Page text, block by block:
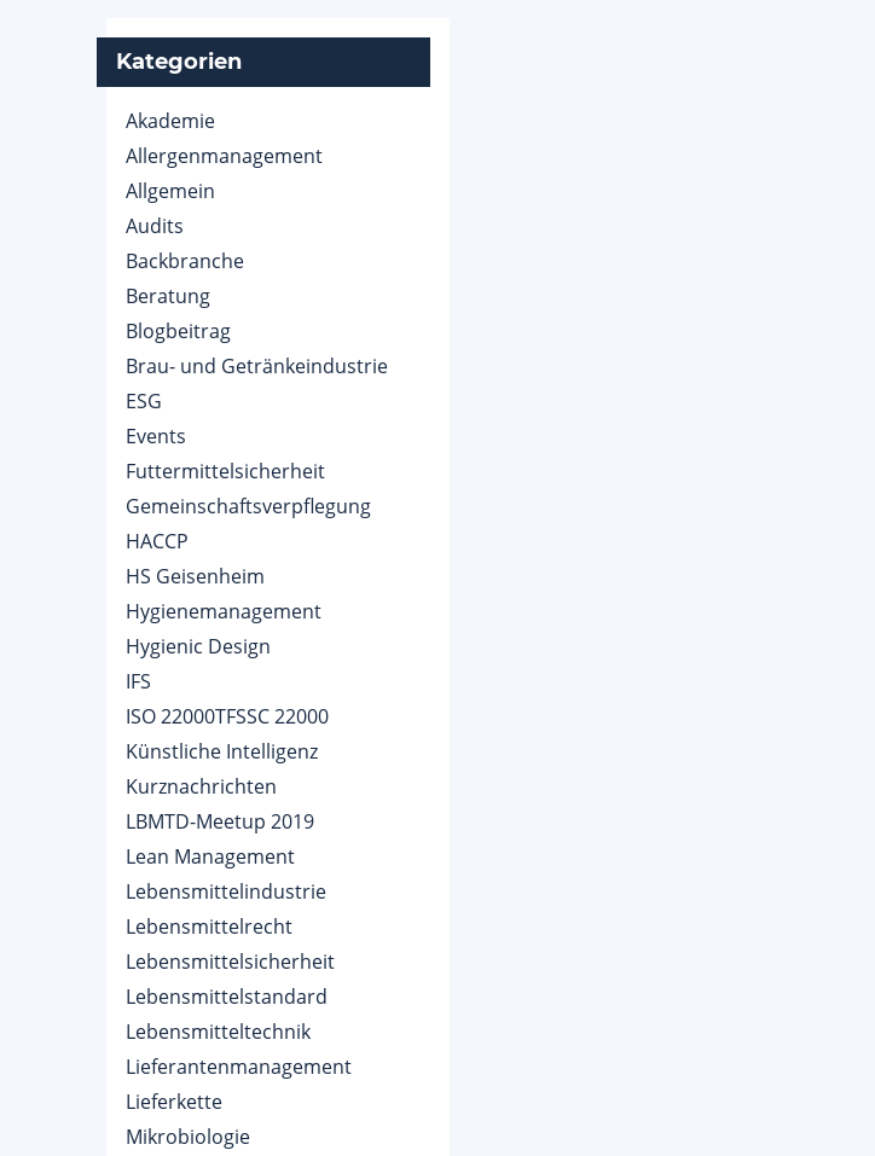
Kategorien
Akademie
Allergenmanagement
Allgemein
Audits
Backbranche
Beratung
Blogbeitrag
Brau- und Getränkeindustrie
ESG
Events
Futtermittelsicherheit
Gemeinschaftsverpflegung
HACCP
HS Geisenheim
Hygienemanagement
Hygienic Design
IFS
ISO 22000TFSSC 22000
Künstliche Intelligenz
Kurznachrichten
LBMTD-Meetup 2019
Lean Management
Lebensmittelindustrie
Lebensmittelrecht
Lebensmittelsicherheit
Lebensmittelstandard
Lebensmitteltechnik
Lieferantenmanagement
Lieferkette
Mikrobiologie